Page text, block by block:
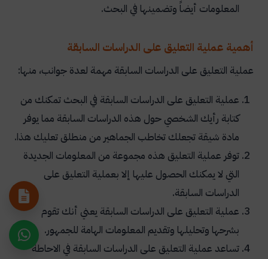
المعلومات أيضاً وتضمينها في البحث.
أهمية عملية التعليق على الدراسات السابقة
عملية التعليق على الدراسات السابقة مهمة لعدة جوانب، منها:
عملية التعليق على الدراسات السابقة في البحث تمكنك من
كتابة رأيك الشخصي حول هذه الدراسات السابقة مما يوفر
مادة شيقة تجعلك تخاطب الجماهير من منطلق تعليك هذا.
توفر عملية التعليق هذه مجموعة من المعلومات الجديدة
التي لا يمكنك الحصول عليها إلا بعملية التعليق على
الدراسات السابقة.
عملية التعليق على الدراسات السابقة يعني أنك تقوم
بشرحها وتحليلها وتقديم المعلومات الهامة للجمهور.
تساعد عملية التعليق على الدراسات السابقة في الاحاطة